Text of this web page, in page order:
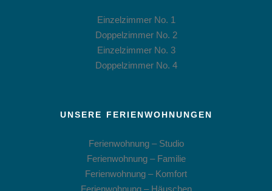
Einzelzimmer No. 1
Doppelzimmer No. 2
Einzelzimmer No. 3
Doppelzimmer No. 4
UNSERE FERIENWOHNUNGEN
Ferienwohnung – Studio
Ferienwohnung – Familie
Ferienwohnung – Komfort
Ferienwohnung – Häuschen